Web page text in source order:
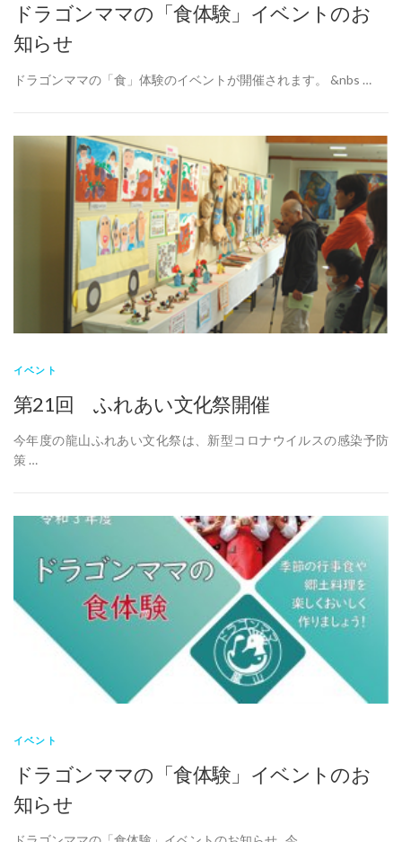
ドラゴンママの「食体験」イベントのお
知らせ
ドラゴンママの「食」体験のイベントが開催されます。 &nbs …
イベント
第21回 ふれあい文化祭開催
今年度の龍山ふれあい文化祭は、新型コロナウイルスの感染予防
策 …
イベント
ドラゴンママの「食体験」イベントのお
知らせ